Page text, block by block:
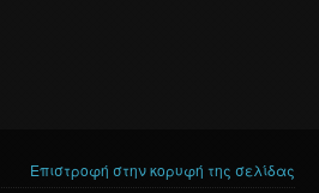
Επιστροφή στην κορυφή της σελίδας